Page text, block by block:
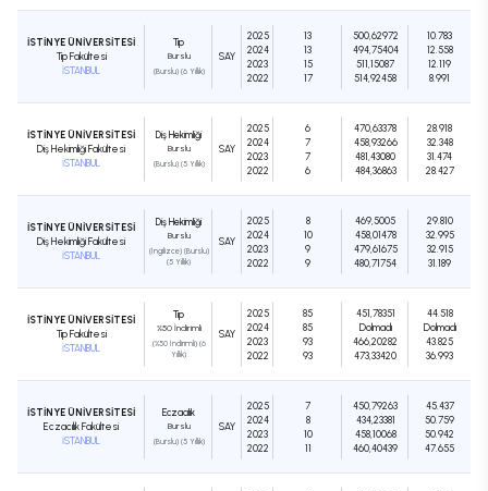
İSTİNYE ÜNİVERSİTESİ
Tıp Fakültesi
İSTANBUL
Tıp
Burslu
(Burslu) (6 Yıllık)
SAY
2025
2024
2023
2022
13
13
15
17
500,62972
494,75404
511,15087
514,92458
10.783
12.558
12.119
8.991
İSTİNYE ÜNİVERSİTESİ
Diş Hekimliği Fakültesi
İSTANBUL
Diş Hekimliği
Burslu
(Burslu) (5 Yıllık)
SAY
2025
2024
2023
2022
6
7
7
6
470,63378
458,93266
481,43080
484,36863
28.918
32.348
31.474
28.427
İSTİNYE ÜNİVERSİTESİ
Diş Hekimliği Fakültesi
İSTANBUL
Diş Hekimliği
Burslu
(İngilizce) (Burslu)
(5 Yıllık)
SAY
2025
2024
2023
2022
8
10
9
9
469,5005
458,01478
479,61675
480,71754
29.810
32.995
32.915
31.189
İSTİNYE ÜNİVERSİTESİ
Tıp Fakültesi
İSTANBUL
Tıp
%50 İndirimli
(%50 İndirimli) (6
Yıllık)
SAY
2025
2024
2023
2022
85
85
93
93
451,78351
Dolmadı
466,20282
473,33420
44.518
Dolmadı
43.825
36.993
İSTİNYE ÜNİVERSİTESİ
Eczacılık Fakültesi
İSTANBUL
Eczacılık
Burslu
(Burslu) (5 Yıllık)
SAY
2025
2024
2023
2022
7
8
10
11
450,79263
434,23381
458,10068
460,40439
45.437
50.759
50.942
47.655